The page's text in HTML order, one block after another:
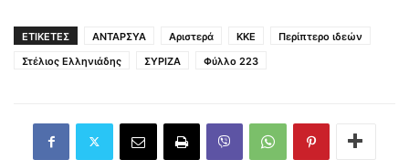
ΕΤΙΚΕΤΕΣ ΑΝΤΑΡΣΥΑ Αριστερά ΚΚΕ
Περίπτερο ιδεών
Στέλιος Ελληνιάδης
ΣΥΡΙΖΑ Φύλλο 223